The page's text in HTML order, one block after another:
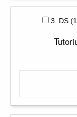
3. DS